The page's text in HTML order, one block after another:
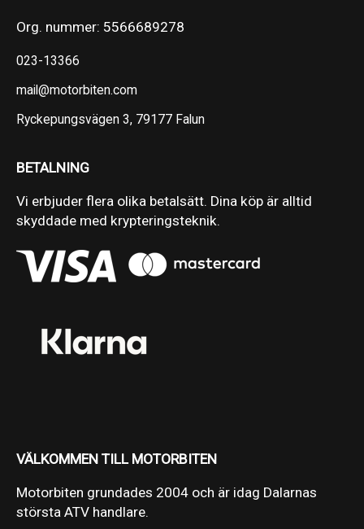
Org. nummer: 5566689278
023-13366
mail@motorbiten.com
Ryckepungsvägen 3, 79177 Falun
BETALNING
Vi erbjuder flera olika betalsätt. Dina köp är alltid
skyddade med krypteringsteknik.
VÄLKOMMEN TILL MOTORBITEN
Motorbiten grundades 2004 och är idag Dalarnas
största ATV handlare.